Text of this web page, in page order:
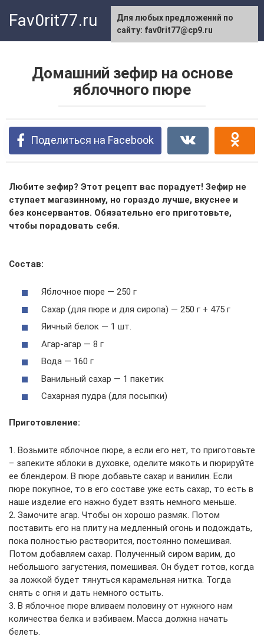
Fav0rit77.ru
Домашний зефир на основе
яблочного пюре
Поделиться на Facebook
Любите зефир? Этот рецепт вас порадует! Зефир не
ступает магазинному, но гораздо лучше, вкуснее и
без консервантов. Обязательно его приготовьте,
чтобы порадовать себя.
Состав:
Яблочное пюре — 250 г
Сахар (для пюре и для сиропа) — 250 г + 475 г
Яичный белок — 1 шт.
Агар-агар — 8 г
Вода — 160 г
Ванильный сахар — 1 пакетик
Сахарная пудра (для посыпки)
Приготовление:
1. Возьмите яблочное пюре, а если его нет, то приготовьте
– запеките яблоки в духовке, оделите мякоть и пюрируйте
ее блендером. В пюре добавьте сахар и ванилин. Если
пюре покупное, то в его составе уже есть сахар, то есть в
наше изделие его нажно будет взять немного меньше.
2. Замочите агар. Чтобы он хорошо размяк. Потом
поставить его на плиту на медленный огонь и подождать,
пока полностью растворится, постоянно помешивая.
Потом добавляем сахар. Полученный сиром варим, до
небольшого загустения, помешивая. Он будет готов, когда
за ложкой будет тянуться карамельная нитка. Тогда
снять с огня и дать немного остыть.
3. В яблочное пюре вливаем половину от нужного нам
количества белка и взбиваем. Масса должна начать
белеть.
Для любых предложений по
сайту: fav0rit77@cp9.ru